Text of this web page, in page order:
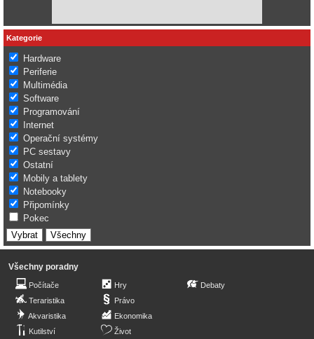
Kategorie
Hardware
Periferie
Multimédia
Software
Programování
Internet
Operační systémy
PC sestavy
Ostatní
Mobily a tablety
Notebooky
Připomínky
Pokec
Všechny poradny
Počítače
Teraristika
Akvaristika
Kutilství
Hry
Právo
Ekonomika
Život
Debaty